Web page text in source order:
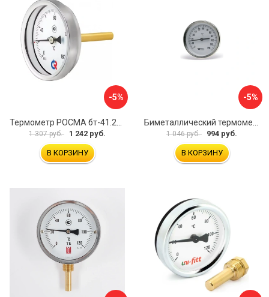
-5%
Термометр РОСМА бт-41.211 D070-00588
1 307 руб. 1 242 руб.
В КОРЗИНУ
-5%
Биметаллический термометр Watts F+R801 OR 10005800
1 046 руб. 994 руб.
В КОРЗИНУ